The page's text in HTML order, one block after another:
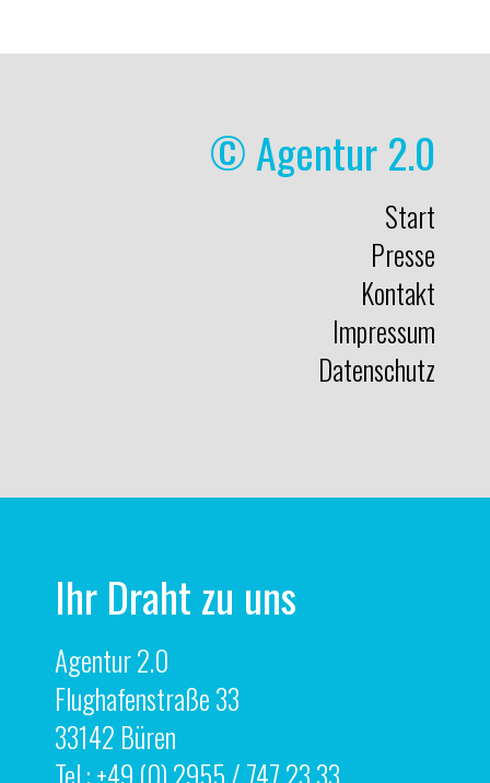
© Agentur 2.0
Start
Presse
Kontakt
Impressum
Datenschutz
Ihr Draht zu uns
Agentur 2.0
Flughafenstraße 33
33142 Büren
Tel.: +49 (0) 2955 / 747 23 33